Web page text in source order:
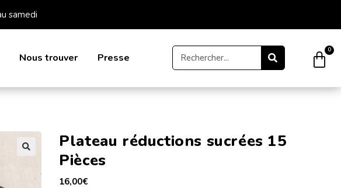
samedi
Nous trouver Presse
0
Plateau réductions sucrées 15
Pièces
16,00€